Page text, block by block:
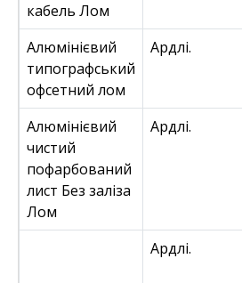
кабель Лом
Алюмінієвий
типографський
офсетний лом
Ардлі.
Алюмінієвий
чистий
пофарбований
лист Без заліза
Лом
Ардлі.
Ардлі.